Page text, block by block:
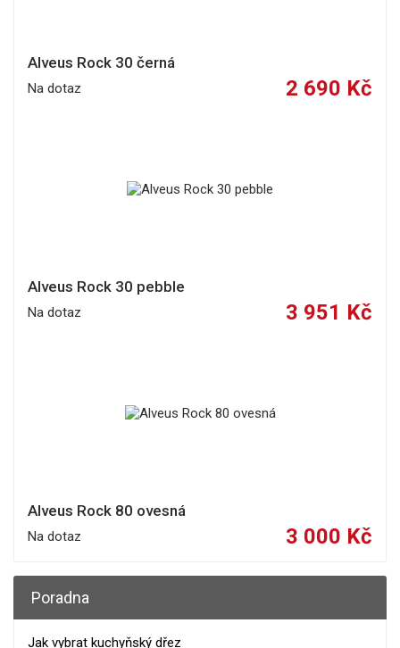
Alveus Rock 30 černá
Na dotaz 2 690 Kč
Alveus Rock 30 pebble
Na dotaz 3 951 Kč
Alveus Rock 80 ovesná
Na dotaz 3 000 Kč
Poradna
Jak vybrat kuchyňský dřez